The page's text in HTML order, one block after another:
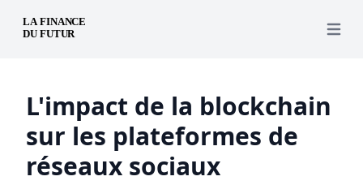
Open
L'impact de la blockchain
sur les plateformes de
réseaux sociaux